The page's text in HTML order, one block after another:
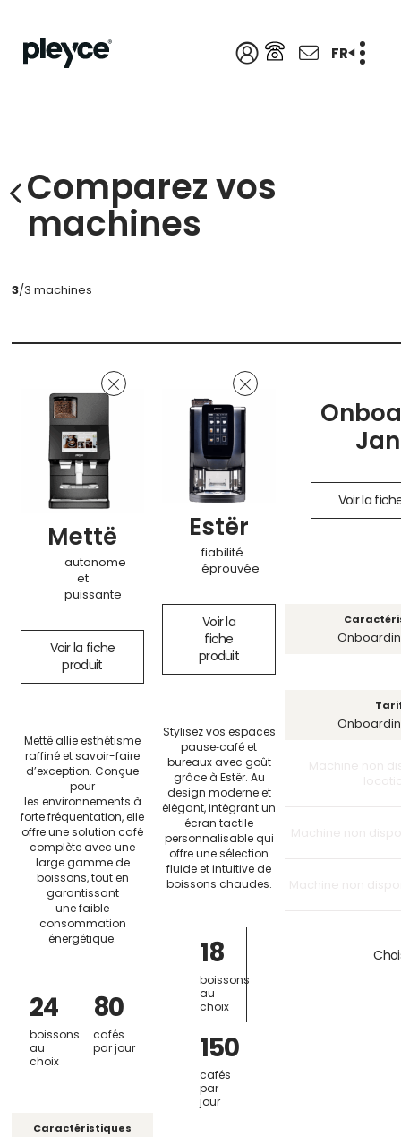
FR
Comparez vos
machines
3/3 machines
Mettë
autonome
et
puissante
Voir la fiche
produit
Mettë allie esthétisme
raffiné et savoir-faire
d’exception. Conçue
pour
les environnements à
forte fréquentation, elle
offre une solution café
complète avec une
large gamme de
boissons, tout en
garantissant
une faible
consommation
énergétique.
24
boissons
au
choix
80
cafés
par jour
Caractéristiques
Estër
fiabilité
éprouvée
Voir la
fiche
produit
Stylisez vos espaces
pause‑café et
bureaux avec goût
grâce à Estër. Au
design moderne et
élégant, intégrant un
écran tactile
personnalisable qui
offre une sélection
fluide et intuitive de
boissons chaudes.
18
boissons
au
choix
150
cafés
par
jour
Voir la